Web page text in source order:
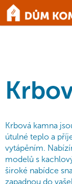
Přejít
obsah
Domů /KRBY a
Krbová kamna
útulné teplo a
vytápěním.
modelů s
široké nabídce
zapadnou do